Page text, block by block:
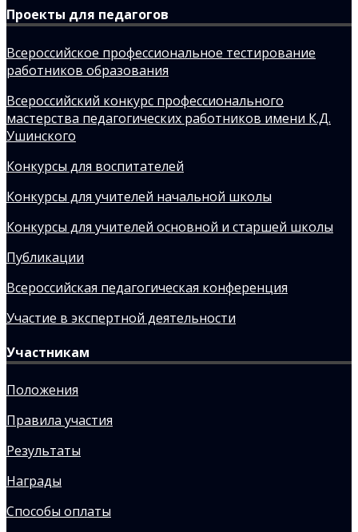
Проекты для педагогов
Всероссийское профессиональное тестирование
работников образования
Всероссийский конкурс профессионального
мастерства педагогических работников имени К.Д.
Ушинского
Конкурсы для воспитателей
Конкурсы для учителей начальной школы
Конкурсы для учителей основной и старшей школы
Публикации
Всероссийская педагогическая конференция
Участие в экспертной деятельности
Участникам
Положения
Правила участия
Результаты
Награды
Способы оплаты